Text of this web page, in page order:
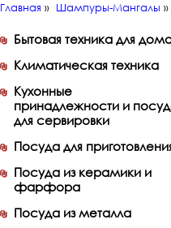
Главная » Шампуры-Мангалы »
Бытовая техника для
Климатическая техника
Кухонные
принадлежности и
для сервировки
Посуда для
Посуда из керамики и
фарфора
Посуда из металла